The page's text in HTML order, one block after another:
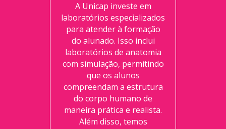
A Unicap investe em
laboratórios especializados
para atender à formação
do alunado. Isso inclui
laboratórios de anatomia
com simulação, permitindo
que os alunos
compreendam a estrutura
do corpo humano de
maneira prática e realista.
Além disso, temos